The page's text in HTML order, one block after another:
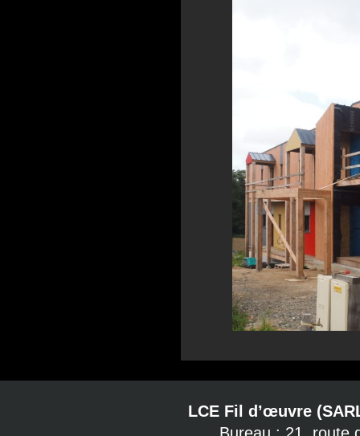
LCE Fil d’œuvre